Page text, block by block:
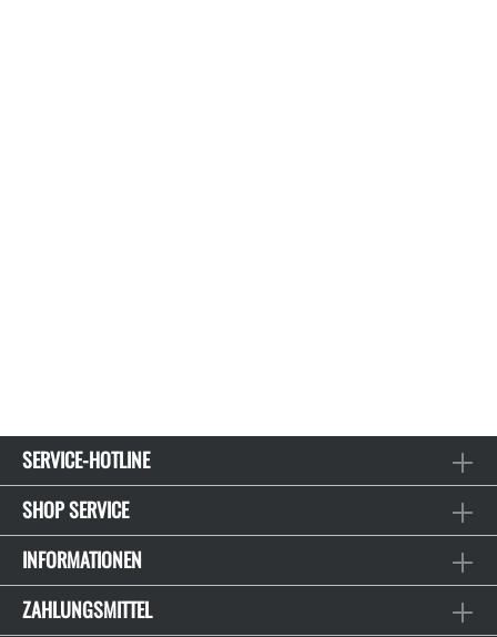
SERVICE-HOTLINE
SHOP SERVICE
INFORMATIONEN
ZAHLUNGSMITTEL